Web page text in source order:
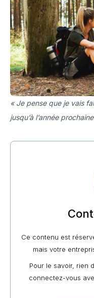
« Je pense que je vais
jusqu’à l’année
Ce contenu est
mais votre
Pour le savoir, rien
connectez-vous